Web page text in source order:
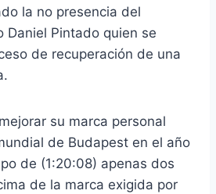
la no presencia del
Daniel Pintado quien se
de recuperación de una
su marca personal
de Budapest en el año
de (1:20:08) apenas dos
de la marca exigida por